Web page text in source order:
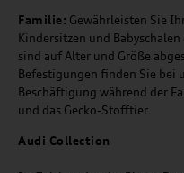
Familie: Gewährleisten Sie
Kindersitzen und
sind auf Alter und Größe
Befestigungen finden Sie bei
Beschäftigung während der
und das Gecko-Stofftier.
Audi Collection